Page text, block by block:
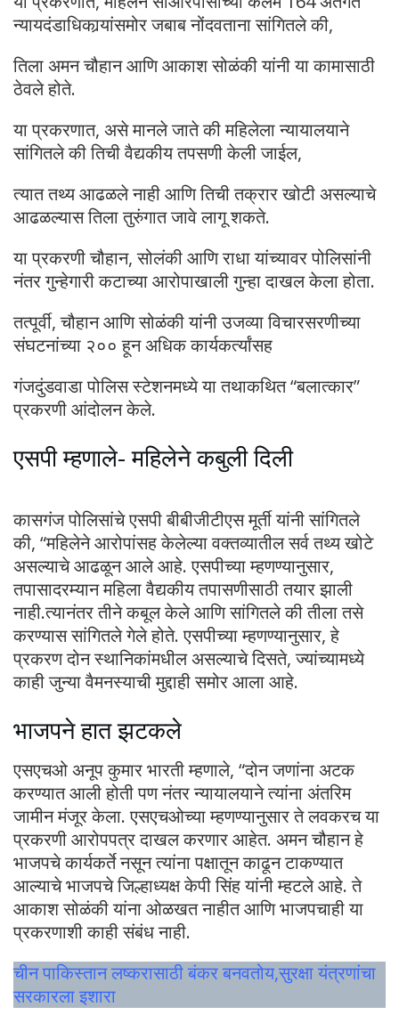
न्यायदंडाधिकार्‍यांसमोर जबाब नोंदवताना सांगितले की,
तिला अमन चौहान आणि आकाश सोळंकी यांनी या कामासाठी
ठेवले होते.
या प्रकरणात, असे मानले जाते की महिलेला न्यायालयाने
सांगितले की तिची वैद्यकीय तपसणी केली जाईल,
त्यात तथ्य आढळले नाही आणि तिची तक्रार खोटी असल्याचे
आढळल्यास तिला तुरुंगात जावे लागू शकते.
या प्रकरणी चौहान, सोलंकी आणि राधा यांच्यावर पोलिसांनी
नंतर गुन्हेगारी कटाच्या आरोपाखाली गुन्हा दाखल केला होता.
तत्पूर्वी, चौहान आणि सोळंकी यांनी उजव्या विचारसरणीच्या
संघटनांच्या २०० हून अधिक कार्यकर्त्यांसह
गंजदुंडवाडा पोलिस स्टेशनमध्ये या तथाकथित “बलात्कार”
प्रकरणी आंदोलन केले.
एसपी म्हणाले- महिलेने कबुली दिली
कासगंज पोलिसांचे एसपी बीबीजीटीएस मूर्ती यांनी सांगितले
की, “महिलेने आरोपांसह केलेल्या वक्तव्यातील सर्व तथ्य खोटे
असल्याचे आढळून आले आहे. एसपीच्या म्हणण्यानुसार,
तपासादरम्यान महिला वैद्यकीय तपासणीसाठी तयार झाली
नाही.त्यानंतर तीने कबूल केले आणि सांगितले की तीला तसे
करण्यास सांगितले गेले होते. एसपीच्या म्हणण्यानुसार, हे
प्रकरण दोन स्थानिकांमधील असल्याचे दिसते, ज्यांच्यामध्ये
काही जुन्या वैमनस्याची मुद्दाही समोर आला आहे.
भाजपने हात झटकले
एसएचओ अनूप कुमार भारती म्हणाले, “दोन जणांना अटक
करण्यात आली होती पण नंतर न्यायालयाने त्यांना अंतरिम
जामीन मंजूर केला. एसएचओच्या म्हणण्यानुसार ते लवकरच या
प्रकरणी आरोपपत्र दाखल करणार आहेत. अमन चौहान हे
भाजपचे कार्यकर्ते नसून त्यांना पक्षातून काढून टाकण्यात
आल्याचे भाजपचे जिल्हाध्यक्ष केपी सिंह यांनी म्हटले आहे. ते
आकाश सोळंकी यांना ओळखत नाहीत आणि भाजपचाही या
प्रकरणाशी काही संबंध नाही.
चीन पाकिस्तान लष्करासाठी बंकर बनवतोय,सुरक्षा यंत्रणांचा
सरकारला इशारा